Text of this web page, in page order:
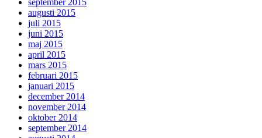
september 2015
augusti 2015
juli 2015
juni 2015
maj 2015
april 2015
mars 2015
februari 2015
januari 2015
december 2014
november 2014
oktober 2014
september 2014